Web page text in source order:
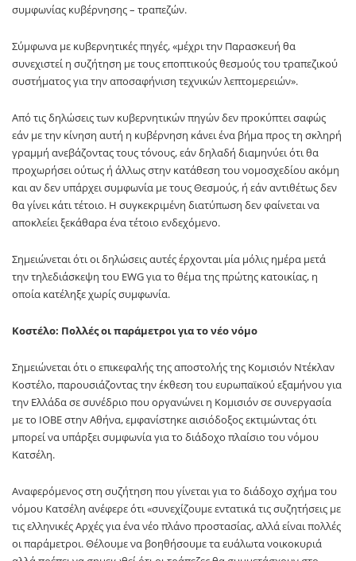
συμφωνίας κυβέρνησης – τραπεζών.
Σύμφωνα με κυβερνητικές πηγές, «μέχρι την Παρασκευή θα
συνεχιστεί η συζήτηση με τους εποπτικούς θεσμούς του τραπεζικού
συστήματος για την αποσαφήνιση τεχνικών λεπτομερειών».
Από τις δηλώσεις των κυβερνητικών πηγών δεν προκύπτει σαφώς
εάν με την κίνηση αυτή η κυβέρνηση κάνει ένα βήμα προς τη σκληρή
γραμμή ανεβάζοντας τους τόνους, εάν δηλαδή διαμηνύει ότι θα
προχωρήσει ούτως ή άλλως στην κατάθεση του νομοσχεδίου ακόμη
και αν δεν υπάρχει συμφωνία με τους Θεσμούς, ή εάν αντιθέτως δεν
θα γίνει κάτι τέτοιο. Η συγκεκριμένη διατύπωση δεν φαίνεται να
αποκλείει ξεκάθαρα ένα τέτοιο ενδεχόμενο.
Σημειώνεται ότι οι δηλώσεις αυτές έρχονται μία μόλις ημέρα μετά
την τηλεδιάσκεψη του EWG για το θέμα της πρώτης κατοικίας, η
οποία κατέληξε χωρίς συμφωνία.
Κοστέλο: Πολλές οι παράμετροι για το νέο νόμο
Σημειώνεται ότι ο επικεφαλής της αποστολής της Κομισιόν Ντέκλαν
Κοστέλο, παρουσιάζοντας την έκθεση του ευρωπαϊκού εξαμήνου για
την Ελλάδα σε συνέδριο που οργανώνει η Κομισιόν σε συνεργασία
με το ΙΟΒΕ στην Αθήνα, εμφανίστηκε αισιόδοξος εκτιμώντας ότι
μπορεί να υπάρξει συμφωνία για το διάδοχο πλαίσιο του νόμου
Κατσέλη.
Αναφερόμενος στη συζήτηση που γίνεται για το διάδοχο σχήμα του
νόμου Κατσέλη ανέφερε ότι «συνεχίζουμε εντατικά τις συζητήσεις με
τις ελληνικές Αρχές για ένα νέο πλάνο προστασίας, αλλά είναι πολλές
οι παράμετροι. Θέλουμε να βοηθήσουμε τα ευάλωτα νοικοκυριά